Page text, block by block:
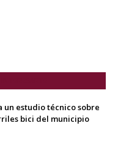
un estudio técnico sobre
bici del municipio